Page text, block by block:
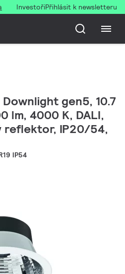
InvestořiPřihlásit k newsletteru
gen5, 10.7
lm, 4000 K, DALI,
reflektor, IP20/54,
IP54